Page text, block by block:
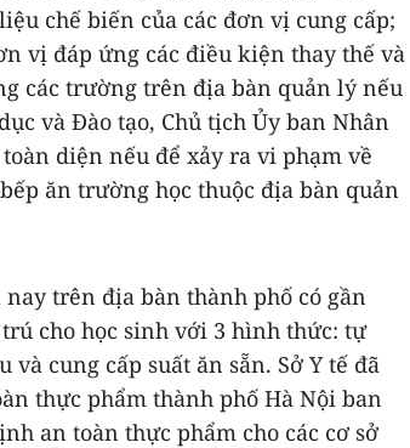
chế biến của các đơn vị cung cấp;
vị đáp ứng các điều kiện thay thế và
các trường trên địa bàn quản lý nếu
và Đào tạo, Chủ tịch Ủy ban Nhân
diện nếu để xảy ra vi phạm về
ăn trường học thuộc địa bàn quản
nay trên địa bàn thành phố có gần
cho học sinh với 3 hình thức: tự
cung cấp suất ăn sẵn. Sở Y tế đã
thực phẩm thành phố Hà Nội ban
an toàn thực phẩm cho các cơ sở